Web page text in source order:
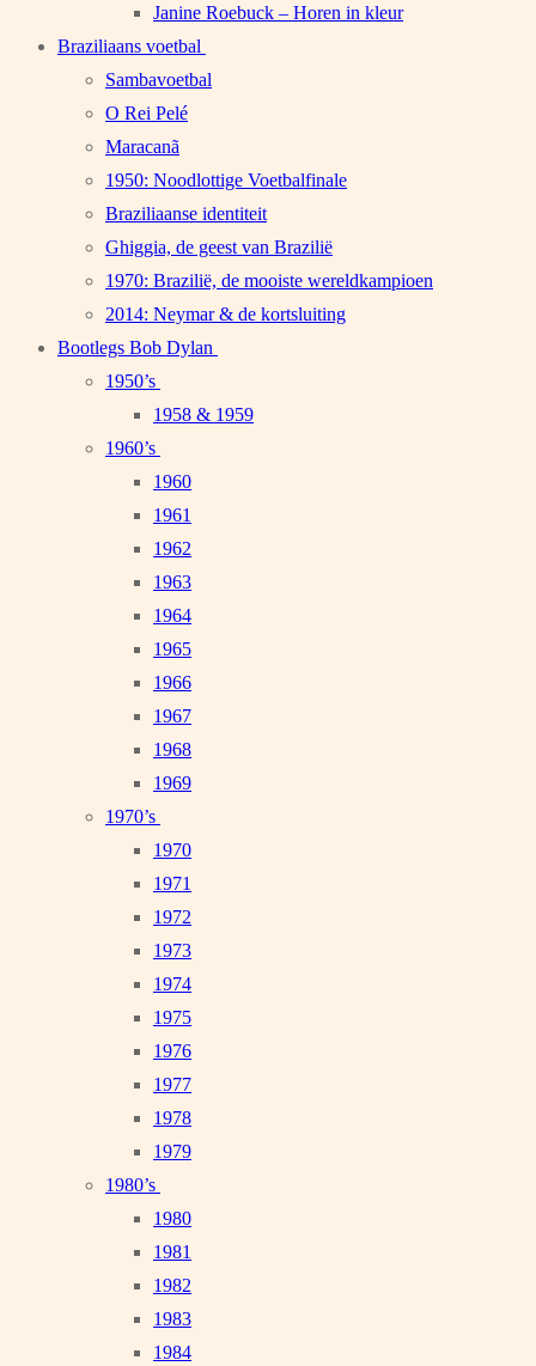
Janine Roebuck – Horen in kleur
Braziliaans voetbal
Sambavoetbal
O Rei Pelé
Maracanã
1950: Noodlottige Voetbalfinale
Braziliaanse identiteit
Ghiggia, de geest van Brazilië
1970: Brazilië, de mooiste wereldkampioen
2014: Neymar & de kortsluiting
Bootlegs Bob Dylan
1950’s
1958 & 1959
1960’s
1960
1961
1962
1963
1964
1965
1966
1967
1968
1969
1970’s
1970
1971
1972
1973
1974
1975
1976
1977
1978
1979
1980’s
1980
1981
1982
1983
1984